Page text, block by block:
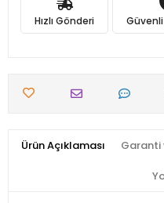
Hızlı Gönderi Güvenli
Ürün Açıklaması Garanti